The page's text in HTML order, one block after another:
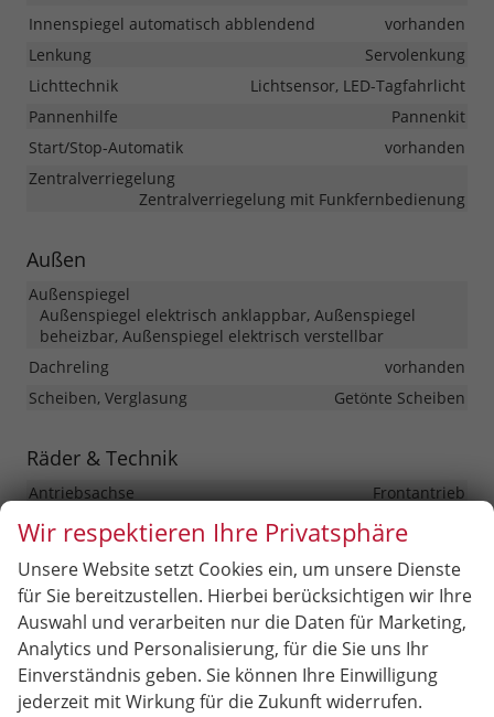
Innenspiegel automatisch abblendend
vorhanden
Lenkung
Servolenkung
Lichttechnik
Lichtsensor, LED-Tagfahrlicht
Pannenhilfe
Pannenkit
Start/Stop-Automatik
vorhanden
Zentralverriegelung
Zentralverriegelung mit Funkfernbedienung
Außen
Außenspiegel
Außenspiegel elektrisch anklappbar, Außenspiegel
beheizbar, Außenspiegel elektrisch verstellbar
Dachreling
vorhanden
Scheiben, Verglasung
Getönte Scheiben
Räder & Technik
Antriebsachse
Frontantrieb
Bremsen
Elektronische Parkbremse
Antiblockiersystem (ABS), Elektronisches Stabilitäts-
Programm (ESP), Reifendruckkontrolle
Felgengröße
16 Zoll
Felgentyp
Leichtmetallfelge
Wir respektieren Ihre Privatsphäre
Unsere Website setzt Cookies ein, um unsere Dienste
für Sie bereitzustellen. Hierbei berücksichtigen wir Ihre
Auswahl und verarbeiten nur die Daten für Marketing,
Analytics und Personalisierung, für die Sie uns Ihr
Einverständnis geben. Sie können Ihre Einwilligung
jederzeit mit Wirkung für die Zukunft widerrufen.